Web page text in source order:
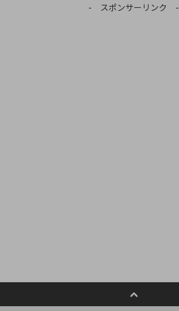
- スポンサーリンク -